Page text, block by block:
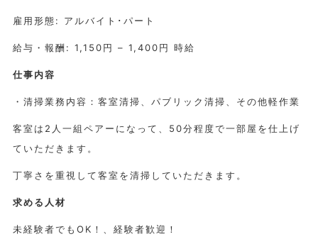
雇用形態: アルバイト･パート
給与・報酬: 1,150円 – 1,400円 時給
仕事内容
・清掃業務内容：客室清掃、パブリック清掃、その他軽作業
客室は2人一組ペアーになって、50分程度で一部屋を仕上げ
ていただきます。
丁寧さを重視して客室を清掃していただきます。
求める人材
未経験者でもOK！、経験者歓迎！